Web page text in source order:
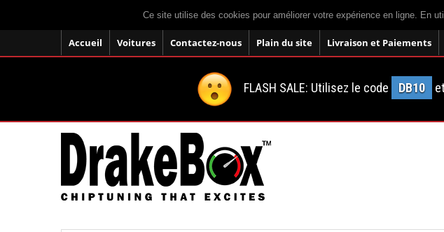
Ce site utilise des cookies pour améliorer votre expérience en ligne. En
Accueil Voitures Contactez-nous Plain du site Livraison et Paiements
FLASH SALE: Utilisez le code DB10